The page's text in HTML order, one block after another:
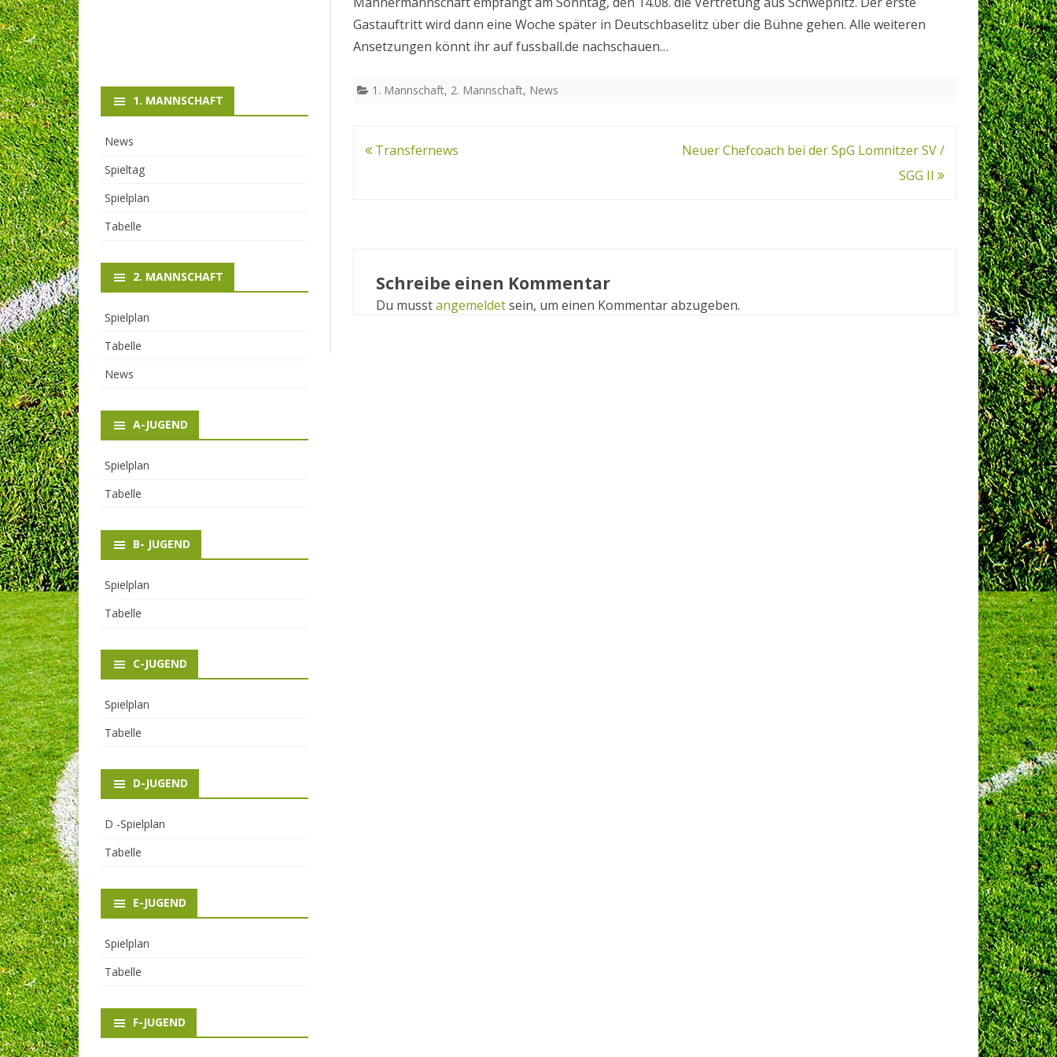
zum
Gastauftritt wird dann eine Woche später in Deutschbaselitz über die Bühne gehen. Alle weiteren
Ansetzungen könnt ihr auf fussball.de nachschauen…
1. Mannschaft, 2. Mannschaft, News
Beitragsnavigation
Transfernews
Neuer Chefcoach bei der SpG Lomnitzer SV /
SGG II
Schreibe einen Kommentar
Du musstangemeldetsein, um einen Kommentar abzugeben.
1. MANNSCHAFT
News
Spieltag
Spielplan
Tabelle
2. MANNSCHAFT
Spielplan
Tabelle
News
A-JUGEND
Spielplan
Tabelle
B- JUGEND
Spielplan
Tabelle
C-JUGEND
Spielplan
Tabelle
D-JUGEND
D -Spielplan
Tabelle
E-JUGEND
Spielplan
Tabelle
F-JUGEND